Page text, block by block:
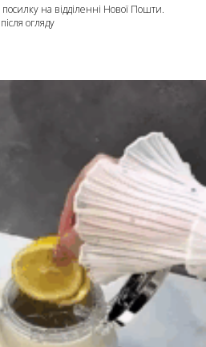
на відділенні Нової Пошти.
огляду